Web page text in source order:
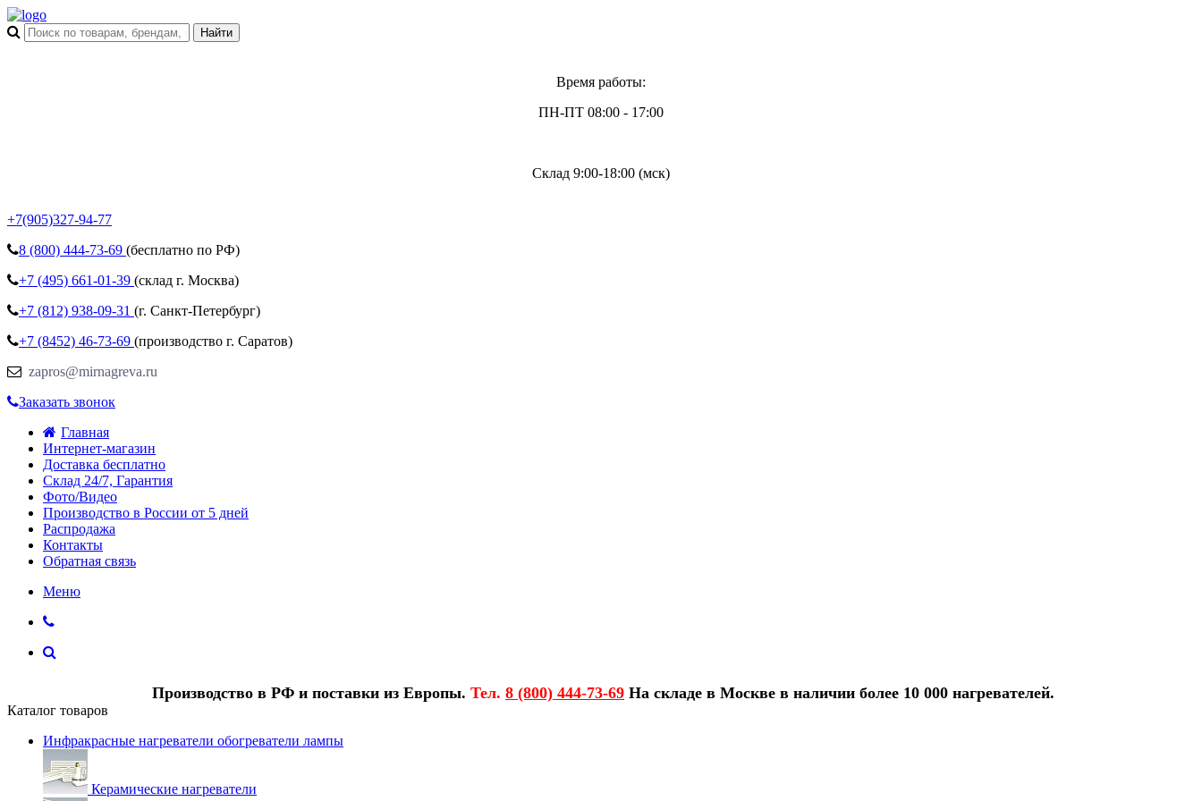
Время работы:
ПН-ПТ 08:00 - 17:00
Склад 9:00-18:00 (мск)
+7(905)327-94-77
8 (800) 444-73-69 (бесплатно по РФ)
+7 (495) 661-01-39 (склад г. Москва)
+7 (812) 938-09-31 (г. Санкт-Петербург)
+7 (8452) 46-73-69 (производство г. Саратов)
zapros@mirnagreva.ru
Заказать звонок
Главная
Интернет-магазин
Доставка бесплатно
Склад 24/7, Гарантия
Фото/Видео
Производство в России от 5 дней
Распродажа
Контакты
Обратная связь
Меню
Производство в РФ и поставки из Европы. Тел. 8 (800) 444-73-69 На складе в Москве в наличии более 10 000 нагревателей.
Каталог товаров
Инфракрасные нагреватели обогреватели лампы
Керамические нагреватели